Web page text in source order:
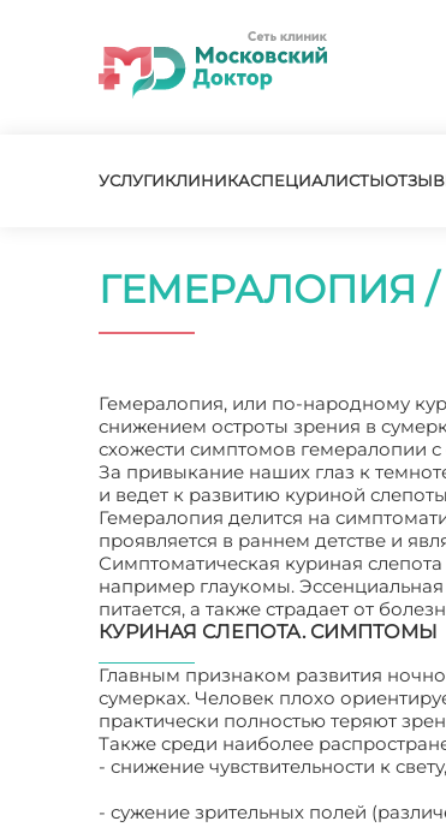
УСЛУГИКЛИНИКАСПЕЦИАЛИСТЫ
ГЕМЕРАЛОПИЯ
Гемералопия, или по-народному
снижением остроты зрения в
схожести симптомов гемералопии
За привыкание наших глаз к
и ведет к развитию куриной
Гемералопия делится на
проявляется в раннем детстве и
Симптоматическая куриная
например глаукомы.
питается, а также страдает от
КУРИНАЯ СЛЕПОТА. СИМПТОМЫ
Главным признаком развития
сумерках. Человек плохо
практически полностью теряют
Также среди наиболее
- снижение чувствительности к свету,
- сужение зрительных полей